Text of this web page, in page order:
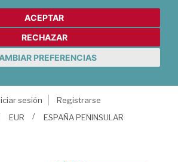
ACEPTAR
RECHAZAR
PREFERENCIAS
sesión
Registrarse
EUR ESPAÑA PENINSULAR